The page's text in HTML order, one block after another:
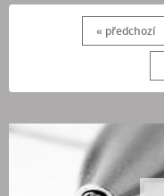
« předchozí